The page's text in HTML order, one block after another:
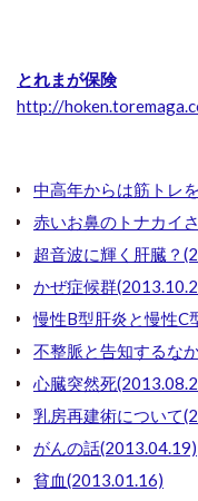
とれまが保険
http://
中高年からは筋トレ
赤いお鼻のトナカイ
超音波に輝く肝臓？
かぜ症候群
慢性B型肝炎と慢性C
不整脈と告知するな
心臓突然死
乳房再建術について
がんの話(2013.04.19)
貧血(2013.01.16)